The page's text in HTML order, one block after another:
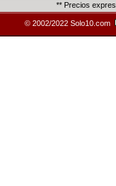
** Precios
© 2002/2022 Solo10.com